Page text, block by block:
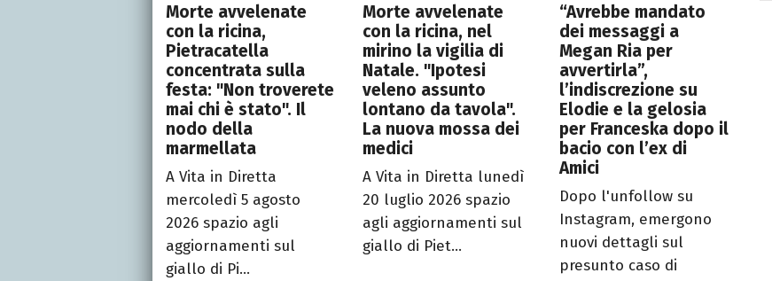
Morte avvelenate
con la ricina,
Pietracatella
concentrata sulla
festa: "Non troverete
mai chi è stato". Il
nodo della
marmellata
A Vita in Diretta
mercoledì 5 agosto
2026 spazio agli
aggiornamenti sul
giallo di Pi...
Morte avvelenate
con la ricina, nel
mirino la vigilia di
Natale. "Ipotesi
veleno assunto
lontano da tavola".
La nuova mossa dei
medici
A Vita in Diretta lunedì
20 luglio 2026 spazio
agli aggiornamenti sul
giallo di Piet...
“Avrebbe mandato
dei messaggi a
Megan Ria per
avvertirla”,
l’indiscrezione su
Elodie e la gelosia
per Franceska dopo il
bacio con l’ex di
Amici
Dopo l'unfollow su
Instagram, emergono
nuovi dettagli sul
presunto caso di